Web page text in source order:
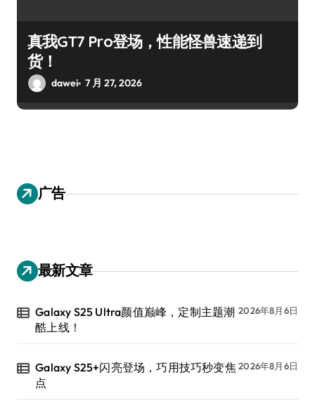
真我GT7 Pro登场，性能怪兽速递到
货！
dawei 7 月 27, 2026
广告
最新文章
Galaxy S25 Ultra颜值巅峰，定制主题潮
酷上线！
2026年8月6日
Galaxy S25+闪亮登场，巧用技巧秒变焦
点
2026年8月6日